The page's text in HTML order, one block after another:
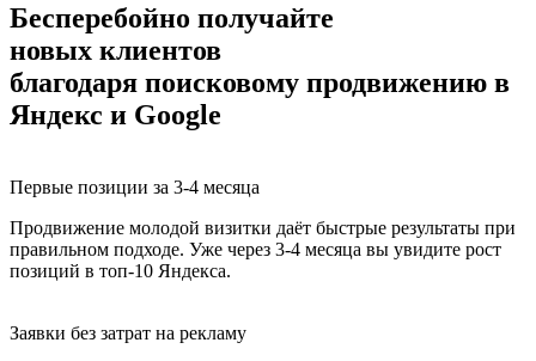
Бесперебойно получайте
новых клиентов
благодаря поисковому продвижению в
Яндекс и Google
Первые позиции за 3-4 месяца
Продвижение молодой визитки даёт быстрые результаты при
правильном подходе. Уже через 3-4 месяца вы увидите рост
позиций в топ-10 Яндекса.
Заявки без затрат на рекламу